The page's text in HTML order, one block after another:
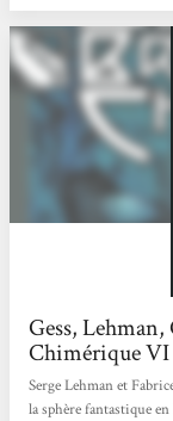
Gess,
Chimérique
Serge Lehman et
la sphère fantastique